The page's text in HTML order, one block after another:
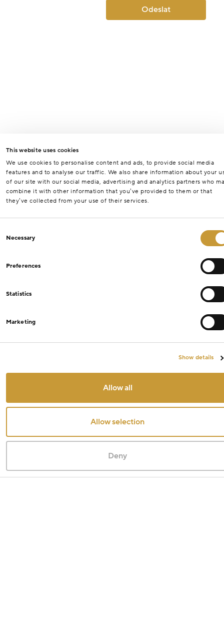
This website uses cookies
We use cookies to personalise content and ads, to provide social media
features and to analyse our traffic. We also share information about your
of our site with our social media, advertising and analytics partners who
combine it with other information that you’ve provided to them or that
they’ve collected from your use of their services.
Selection
Necessary
Preferences
Statistics
Marketing
Show details
Allow all
Allow selection
Deny
Odeslat